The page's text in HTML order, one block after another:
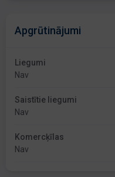
Apgrūtinājumi
Liegumi
Nav
Saistītie liegumi
Nav
Komercķīlas
Nav